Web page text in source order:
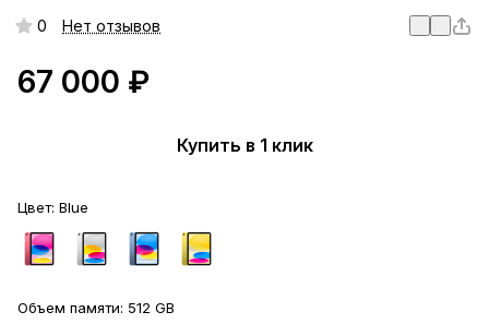
0 Нет отзывов
67 000 ₽
Купить в 1 клик
Цвет: Blue
Объем памяти: 512 GB